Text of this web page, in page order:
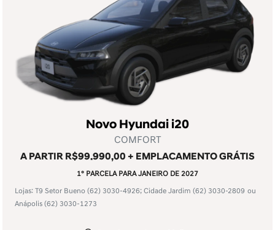
Novo Hyundai i20
COMFORT
A PARTIR R$99.990,00 + EMPLACAMENTO GRÁTIS
1° PARCELA PARA JANEIRO DE 2027
Lojas: T9 Setor Bueno (62) 3030-4926; Cidade Jardim (62) 3030-2809 ou
Anápolis (62) 3030-1273